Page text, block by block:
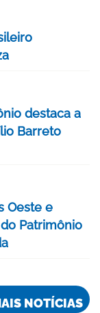
destaca a
Barreto
Oeste e
Patrimônio
NOTÍCIAS